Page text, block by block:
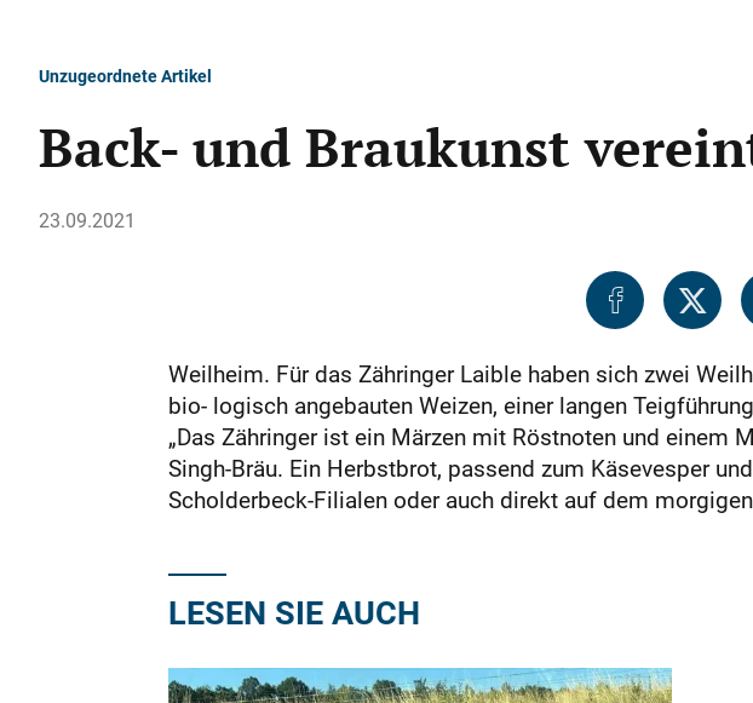
Unzugeordnete Artikel
Back- und Braukunst
23.09.2021
Weilheim. Für das Zähringer Laible haben sich zwei
bio- logisch angebauten Weizen, einer langen
„Das Zähringer ist ein Märzen mit Röstnoten und einem
Singh-Bräu. Ein Herbstbrot, passend zum Käsevesper
Scholderbeck-Filialen oder auch direkt auf dem
LESEN SIE AUCH